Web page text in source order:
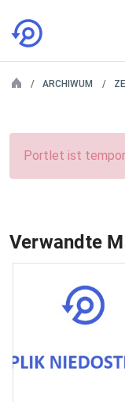
ARCHIWUM
Portlet ist
Verwandte